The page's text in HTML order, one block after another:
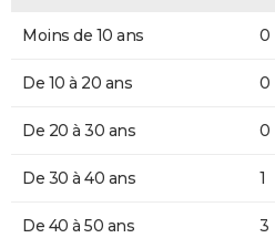
Moins de 10 ans 0
De 10 à 20 ans 0
De 20 à 30 ans 0
De 30 à 40 ans 1
De 40 à 50 ans 3